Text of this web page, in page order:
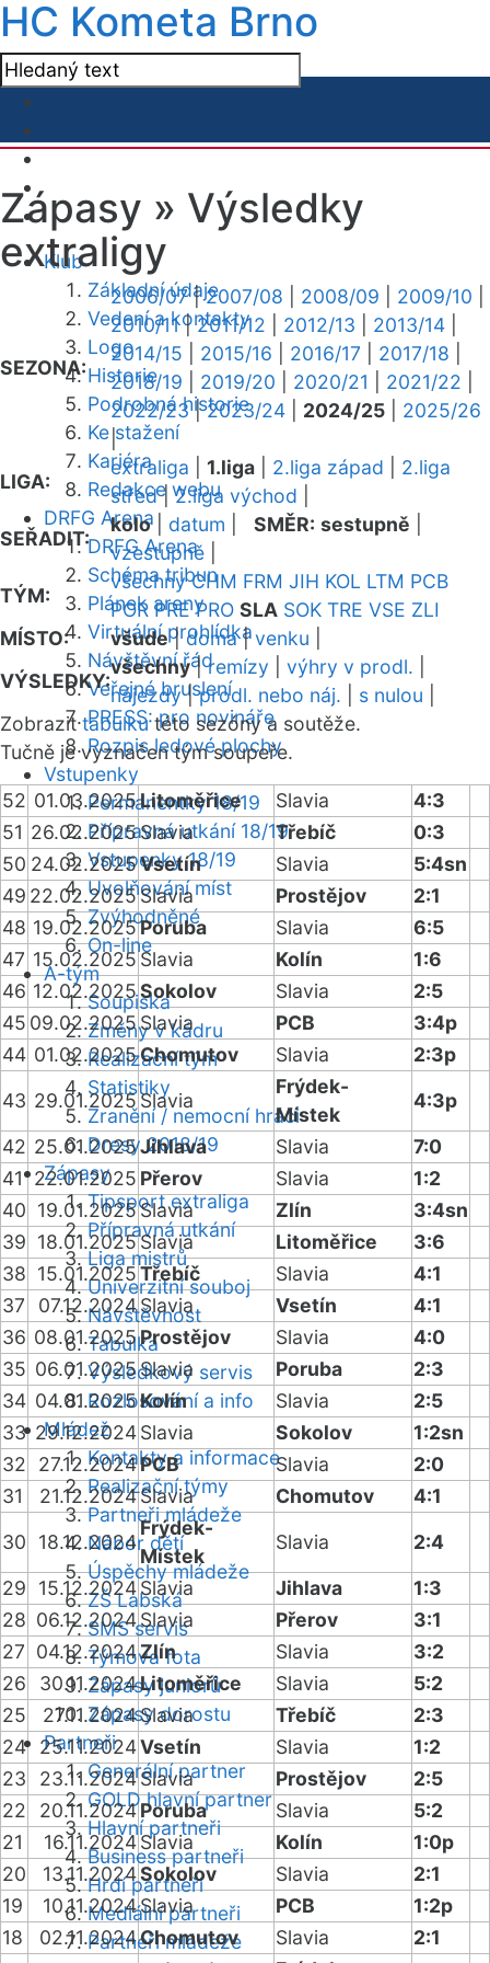
HC Kometa Brno
Klub
Základní údaje
Vedení a kontakty
Logo
Historie
Podrobná historie
Ke stažení
Kariéra
Redakce webu
DRFG Arena
DRFG Arena
Schéma tribun
Plánek areny
Virtuální prohlídka
Návštěvní řád
Veřejné bruslení
PRESS: pro novináře
Rozpis ledové plochy
Vstupenky
Permanentky 18/19
Přípravná utkání 18/19
Vstupenky 18/19
Uvolňování míst
Zvýhodněné
On-line
A-tým
Soupiska
Změny v kádru
Realizační tým
Statistiky
Zranění / nemocní hráči
Dresy 2018/19
Zápasy
Tipsport extraliga
Přípravná utkání
Liga mistrů
Univerzitní souboj
Návštěvnost
Tabulka
Výsledkový servis
Rozlosování a info
Mládež
Kontakty a informace
Realizační týmy
Partneři mládeže
Nábor dětí
Úspěchy mládeže
ZŠ Labská
SMS servis
Týmová fota
Zápasy juniorů
Zápasy dorostu
Partneři
Generální partner
GOLD hlavní partner
Hlavní partneři
Business partneři
Hrdí partneři
Mediální partneři
Partneři mládeže
Zápasy » Výsledky
extraligy
SEZONA:
2006/07|2007/08 2008/09 2009/10
2010/11|2011/12 2012/13 2013/14
2014/15
2015/16 2016/17 2017/18
2018/19
2019/20 2020/21 2021/22
2022/23|2023/24 2024/25
2025/26
|
LIGA:
extraliga 1.liga 2.liga západ
2.liga
střed|2.liga východ
SEŘADIT:
kolo| datum SMĚR: sestupně
vzestupně
TÝM:
všechny CHM FRM JIH KOL LTM PCB
POR PRE PRO SLA SOK TRE VSE ZLI
MÍSTO:
všude|doma|venku
VÝSLEDKY:
všechny|remízy výhry v prodl.
nájezdy|prodl. nebo náj. s nulou
Zobrazittabulkutéto sezóny a soutěže.
Tučně je vyznačen tým soupeře.
52 01.03.2025Litoměřice Slavia
4:3
51 26.02.2025Slavia Třebíč
0:3
50 24.02.2025Vsetín Slavia
5:4sn
49 22.02.2025 Slavia Prostějov
2:1
48 19.02.2025Poruba Slavia
6:5
47 15.02.2025 Slavia Kolín
1:6
46 12.02.2025Sokolov Slavia
2:5
45 09.02.2025Slavia PCB
3:4p
44 01.02.2025Chomutov Slavia
2:3p
43 29.01.2025Slavia
Frýdek-
Místek
4:3p
42 25.01.2025Jihlava Slavia
7:0
41
22.01.2025 Přerov Slavia
1:2
40 19.01.2025Slavia Zlín
3:4sn
39 18.01.2025Slavia Litoměřice
3:6
38 15.01.2025Třebíč Slavia
4:1
37
07.12.2024Slavia Vsetín
4:1
36 08.01.2025 Prostějov Slavia
4:0
35 06.01.2025Slavia Poruba
2:3
34 04.01.2025Kolín Slavia
2:5
33 29.12.2024Slavia Sokolov
1:2sn
32
27.12.2024PCB Slavia
2:0
31
21.12.2024Slavia Chomutov
4:1
30
18.12.2024
Frýdek-
Místek
Slavia
2:4
29
15.12.2024Slavia Jihlava
1:3
28 06.12.2024Slavia Přerov
3:1
27 04.12.2024Zlín Slavia
3:2
26
30.11.2024Litoměřice Slavia
5:2
25
27.11.2024Slavia Třebíč
2:3
24
25.11.2024Vsetín Slavia
1:2
23
23.11.2024Slavia Prostějov
2:5
22
20.11.2024Poruba Slavia
5:2
21
16.11.2024Slavia Kolín
1:0p
20
13.11.2024Sokolov Slavia
2:1
19
10.11.2024Slavia PCB
1:2p
18
02.11.2024Chomutov Slavia
2:1